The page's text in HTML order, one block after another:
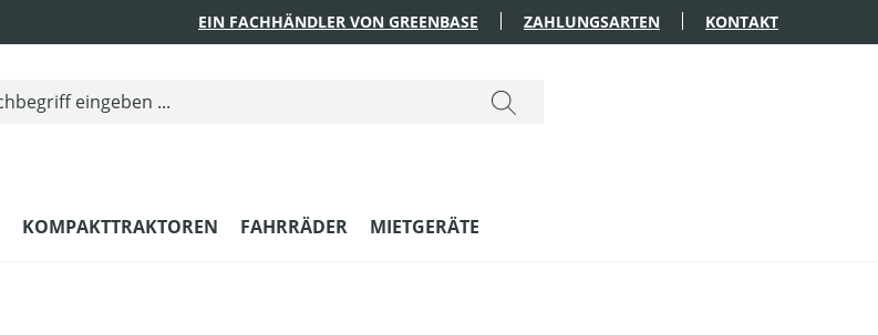
EIN FACHHÄNDLER VON GREENBASE ZAHLUNGSARTEN KONTAKT
KOMPAKTTRAKTOREN FAHRRÄDER MIETGERÄTE